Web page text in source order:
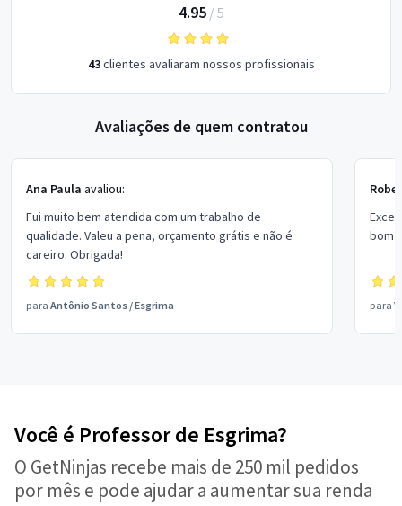
4.95/ 5
43clientes avaliaram nossos profissionais
Avaliações de quem contratou
Ana Paula avaliou:
Fui muito bem atendida com um trabalho de
qualidade. Valeu a pena, orçamento grátis e não é
careiro. Obrigada!
para Antônio Santos /Esgrima
bom
para
Você é Professor de Esgrima?
O GetNinjas recebe mais de 250 mil pedidos
por mês e pode ajudar a aumentar sua renda